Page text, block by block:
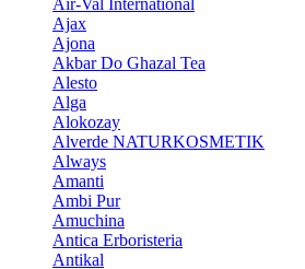
Air-Val International
Ajax
Ajona
Akbar Do Ghazal Tea
Alesto
Alga
Alokozay
Alverde NATURKOSMETIK
Always
Amanti
Ambi Pur
Amuchina
Antica Erboristeria
Antikal